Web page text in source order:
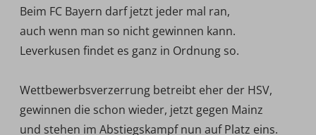
Beim FC Bayern darf jetzt jeder mal ran,
auch wenn man so nicht gewinnen kann.
Leverkusen findet es ganz in Ordnung so.
Wettbewerbsverzerrung betreibt eher der HSV,
gewinnen die schon wieder, jetzt gegen Mainz
und stehen im Abstiegskampf nun auf Platz eins.